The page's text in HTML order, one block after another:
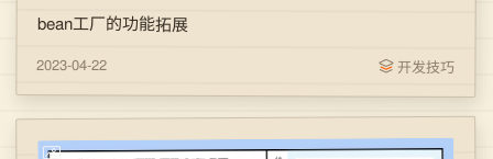
bean工厂的功能拓展
2023-04-22 开发技巧